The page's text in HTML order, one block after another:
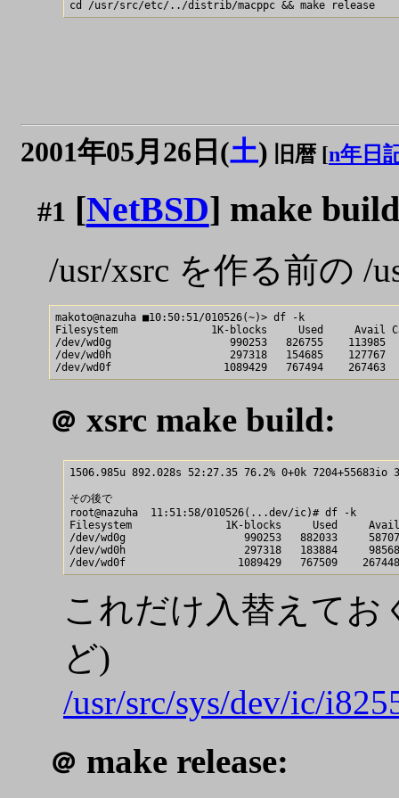
2001年05月26日(土) 旧暦 [n年日
#1 [NetBSD] make
/usr/xsrc を作る前の /
makoto@nazuha ■10:50:51/010526(~)> df -k
Filesystem               1K-blocks     Used     Avail
/dev/wd0g                   990253   826755    113985
/dev/wd0h                   297318   154685    127767
＠ xsrc make build:
1506.985u 892.028s 52:27.35 76.2% 0+0k 7204+55683io
その後で
root@nazuha  11:51:58/010526(...dev/ic)# df -k
Filesystem               1K-blocks     Used     Avail
/dev/wd0g                   990253   882033
/dev/wd0h                   297318   183884
これだけ入替えてお
ど)
/usr/src/sys/dev/ic/
＠ make release: